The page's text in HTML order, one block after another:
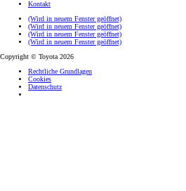
Kontakt
(Wird in neuem Fenster geöffnet)
(Wird in neuem Fenster geöffnet)
(Wird in neuem Fenster geöffnet)
(Wird in neuem Fenster geöffnet)
Copyright © Toyota 2026
Rechtliche Grundlagen
Cookies
Datenschutz